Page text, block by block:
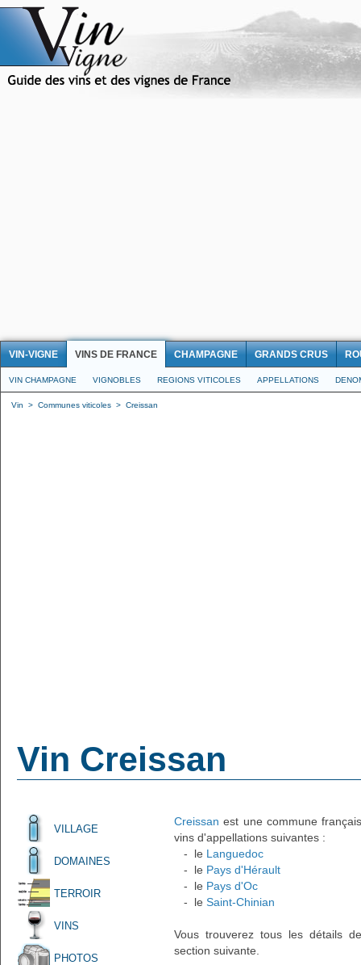
VIN-VIGNE VINS DE FRANCE CHAMPAGNE GRANDS CRUS
VIN CHAMPAGNE VIGNOBLES REGIONS VITICOLES APPELLATIONS
Vin > Communes viticoles > Creissan
Vin Creissan
VILLAGE
DOMAINES
TERROIR
VINS
PHOTOS
Creissan est une commune
vins d'appellations suivantes :
- le Languedoc
- le Pays d'Hérault
- le Pays d'Oc
- le Saint-Chinian
Vous trouverez tous les détails
section suivante.